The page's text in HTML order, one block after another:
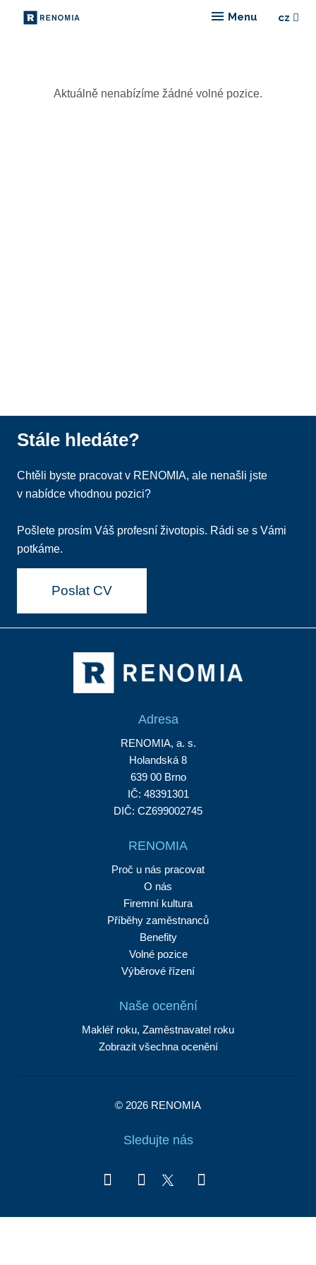
Menu cz
Aktuálně nenabízíme žádné volné pozice.
Stále hledáte?
Chtěli byste pracovat v RENOMIA, ale nenašli jste
v nabídce vhodnou pozici?
Pošlete prosím Váš profesní životopis. Rádi se s Vámi
potkáme.
Poslat CV
Adresa
RENOMIA, a. s.
Holandská 8
639 00 Brno
IČ: 48391301
DIČ: CZ699002745
RENOMIA
Proč u nás pracovat
O nás
Firemní kultura
Příběhy zaměstnanců
Benefity
Volné pozice
Výběrové řízení
Naše ocenění
Makléř roku, Zaměstnavatel roku
Zobrazit všechna ocenění
© 2026 RENOMIA
Sledujte nás